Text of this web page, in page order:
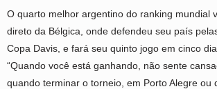
O quarto melhor argentino do ranking mundial
direto da Bélgica, onde defendeu seu país
Copa Davis, e fará seu quinto jogo em cinco
“Quando você está ganhando, não sente
quando terminar o torneio, em Porto Alegre ou